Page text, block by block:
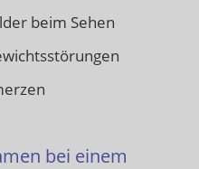
beim Sehen
bei einem